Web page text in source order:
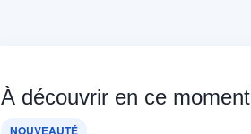
À découvrir en ce moment
NOUVEAUTÉ